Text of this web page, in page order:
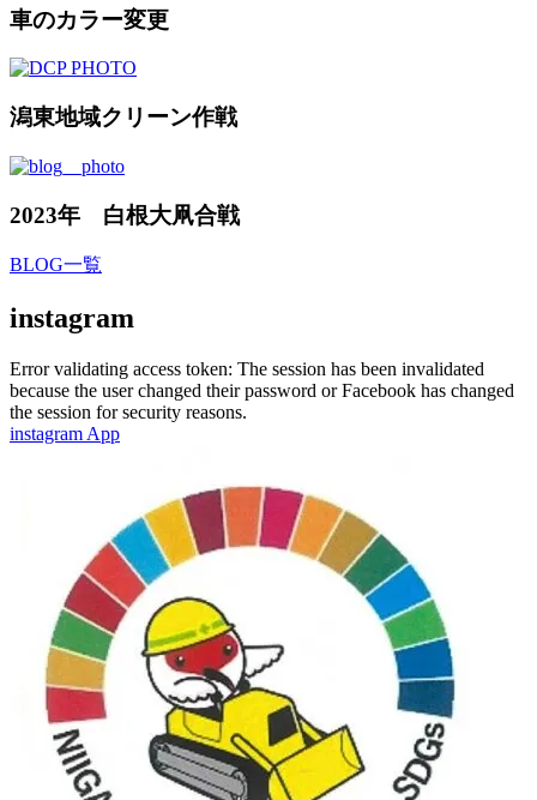
車のカラー変更
潟東地域クリーン作戦
2023年 白根大凧合戦
BLOG一覧
instagram
Error validating access token: The session has been invalidated
because the user changed their password or Facebook has changed
the session for security reasons.
instagram App